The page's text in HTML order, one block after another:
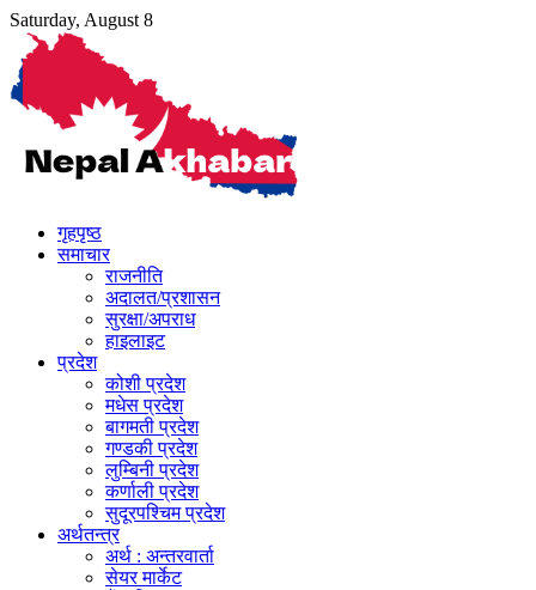
Skip
content
Saturday, August 8
गृहपृष्ठ
समाचार
राजनीति
अदालत/प्रशासन
सुरक्षा/अपराध
हाइलाइट
प्रदेश
कोशी प्रदेश
मधेस प्रदेश
बागमती प्रदेश
गण्डकी प्रदेश
लुम्बिनी प्रदेश
कर्णाली प्रदेश
सुदूरपश्चिम प्रदेश
अर्थतन्त्र
अर्थ : अन्तरवार्ता
सेयर मार्केट